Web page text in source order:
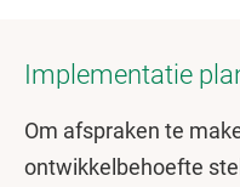
Implementatie
Om afspraken te
ontwikkelbehoefte